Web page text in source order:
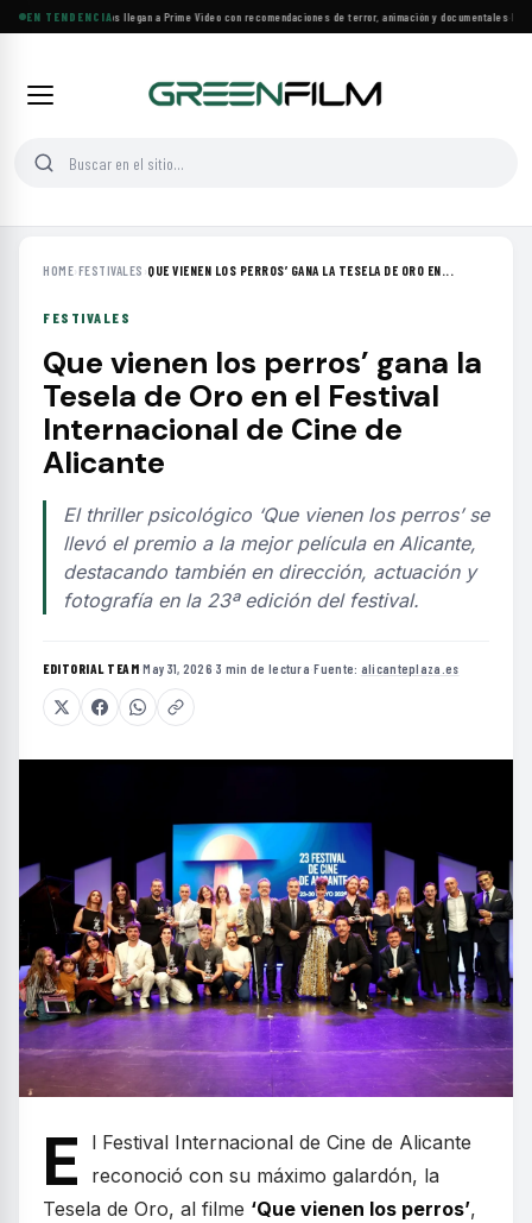
EN TENDENCIA
Más de 160 estrenos llegan a Prime Video con recomendaciones de terror, animación y documentales·Las
HOME›FESTIVALES ›QUE VIENEN LOS PERROS’ GANA LA TESELA DE ORO EN...
FESTIVALES
Que vienen los perros’ gana la
Tesela de Oro en el Festival
Internacional de Cine de
Alicante
El thriller psicológico ‘Que vienen los perros’ se
llevó el premio a la mejor película en Alicante,
destacando también en dirección, actuación y
fotografía en la 23ª edición del festival.
EDITORIAL TEAM·May 31, 2026·3 min de lectura·Fuente: alicanteplaza.es
E
l Festival Internacional de Cine de Alicante
reconoció con su máximo galardón, la
Tesela de Oro, al filme ‘Que vienen los perros’,